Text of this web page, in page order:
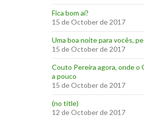
‪Fica bom aí?‬
15 de October de 2017
Uma boa noite para vocês,
15 de October de 2017
‪Couto Pereira agora, onde o
a pouco ‬
15 de October de 2017
(no title)
12 de October de 2017